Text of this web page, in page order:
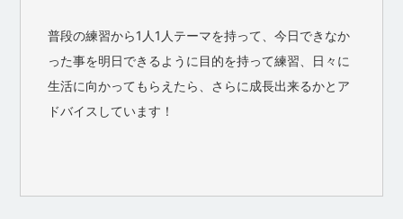
普段の練習から1人1人テーマを持って、今日できなか
った事を明日できるように目的を持って練習、日々に
生活に向かってもらえたら、さらに成長出来るかとア
ドバイスしています！